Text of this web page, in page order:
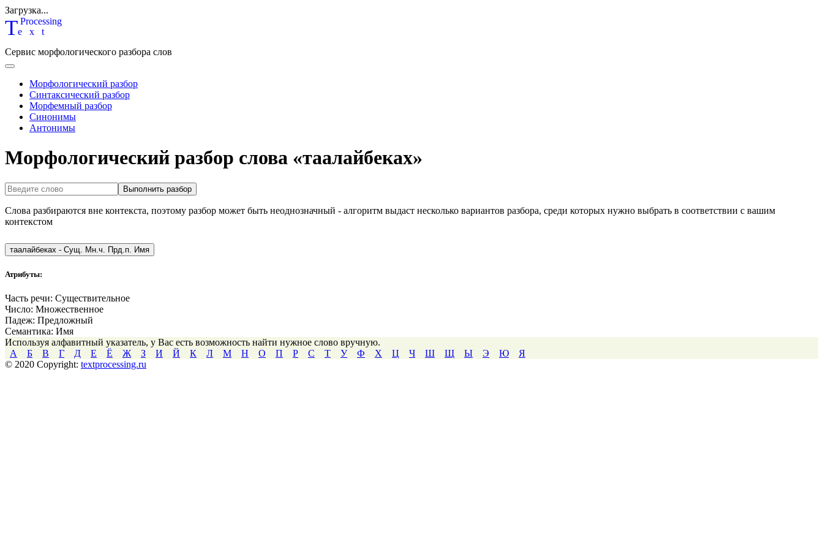
Загрузка...
Text
Processing
Сервис морфологического разбора слов
Морфологический разбор
Синтаксический разбор
Морфемный разбор
Синонимы
Антонимы
Морфологический разбор слова «таалайбеках»
Выполнить разбор
Слова разбираются вне контекста, поэтому разбор может быть неоднозначный - алгоритм выдаст несколько вариантов разбора, среди которых нужно выбрать в соответствии с вашим
контекстом
таалайбеках - Сущ. Мн.ч. Прд.п. Имя
Атрибуты:
Часть речи: Существительное
Число: Множественное
Падеж: Предложный
Семантика: Имя
Используя алфавитный указатель, у Вас есть возможность найти нужное слово вручную.
А
Б В Г Д Е Ё Ж З И Й К Л М Н О П Р С Т У Ф Х Ц Ч Ш Щ Ы Э Ю
Я
© 2020 Copyright: textprocessing.ru